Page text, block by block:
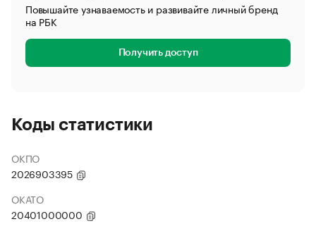
Повышайте узнаваемость и развивайте личный бренд
на РБК
Получить доступ
Коды статистики
ОКПО
2026903395
ОКАТО
20401000000